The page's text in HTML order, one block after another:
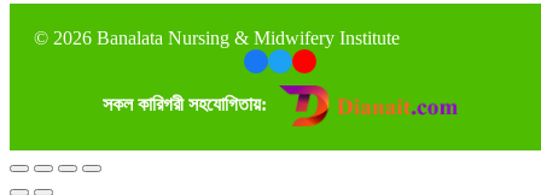
© 2026 Banalata Nursing & Midwifery Institute
সকল কারিগরী সহযোগিতায়: